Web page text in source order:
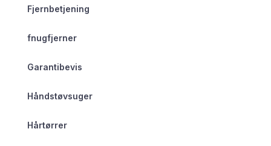
Fjernbetjening
fnugfjerner
Garantibevis
Håndstøvsuger
Hårtørrer